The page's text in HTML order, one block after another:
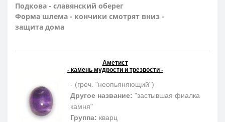
Подкова - славянский оберег
Форма шлема - кончики смотрят вниз -
защита дома
Аметист
- камень мудрости и трезвости -
- (греч. "неопьяняющий")
Другое название: "застывшая фиалка
камня"
Группа: кварц